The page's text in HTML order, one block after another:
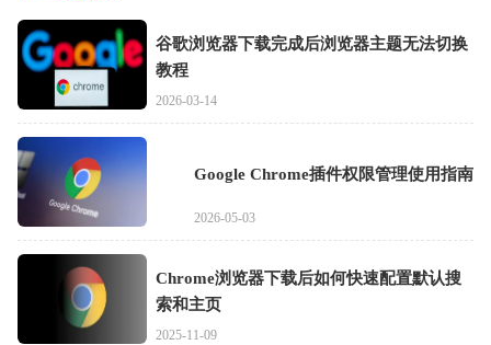
谷歌浏览器下载完成后浏览器主题无法切换
教程
2026-03-14
Google Chrome插件权限管理使用指南
2026-05-03
Chrome浏览器下载后如何快速配置默认搜
索和主页
2025-11-09